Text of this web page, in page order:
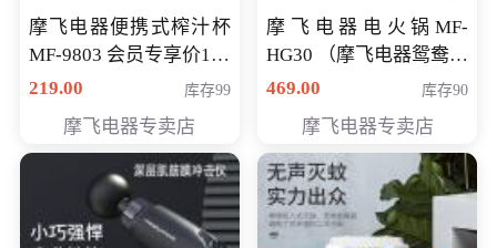
摩飞电器便携式榨汁杯
MF-9803 会员专享价138
元
219.00 库存99
摩飞电器专卖店
摩飞电器电火锅MF-
HG30 （摩飞电器鸳鸯锅
MF-HG30 ） 会员专享价
469.00 库存90
摩飞电器专卖店